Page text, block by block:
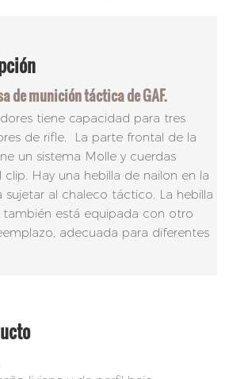
de munición táctica de GAF.
tiene capacidad para tres
de rifle. La parte frontal de la
un sistema Molle y cuerdas
clip. Hay una hebilla de nailon en la
al chaleco táctico. La hebilla
está equipada con otro
adecuada para diferentes